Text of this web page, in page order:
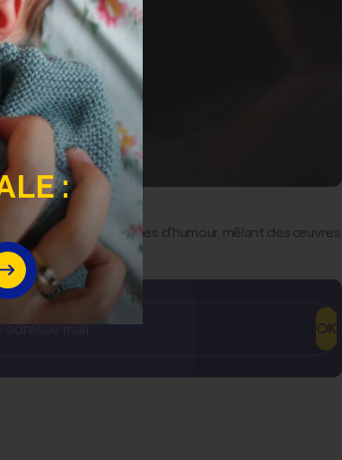
originales et pleines d'humour, mêlant des œuvres
!
OK
: